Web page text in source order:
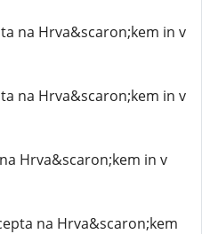
na Hrva&scaron;kem in v
na Hrva&scaron;kem in v
Hrva&scaron;kem in v
na Hrva&scaron;kem